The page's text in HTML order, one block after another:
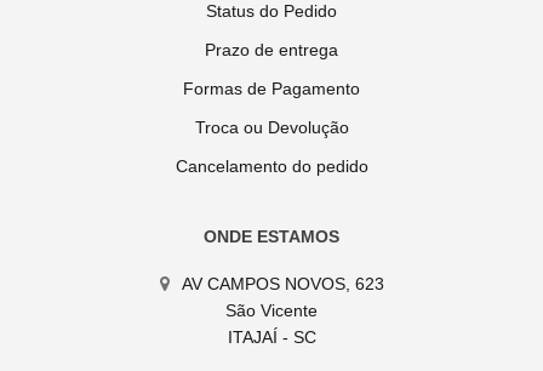
Status do Pedido
Prazo de entrega
Formas de Pagamento
Troca ou Devolução
Cancelamento do pedido
ONDE ESTAMOS
AV CAMPOS NOVOS, 623
São Vicente
ITAJAÍ - SC